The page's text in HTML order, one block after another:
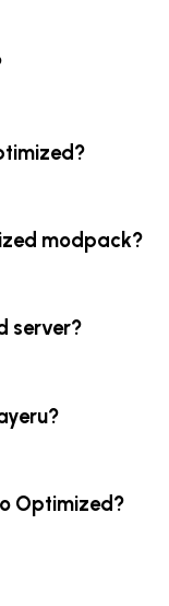
modpack?
server?
Optimized?